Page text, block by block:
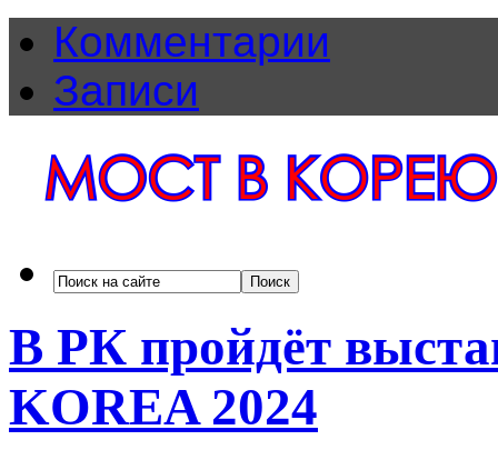
Комментарии
Записи
В РК пройдёт
KOREA 2024